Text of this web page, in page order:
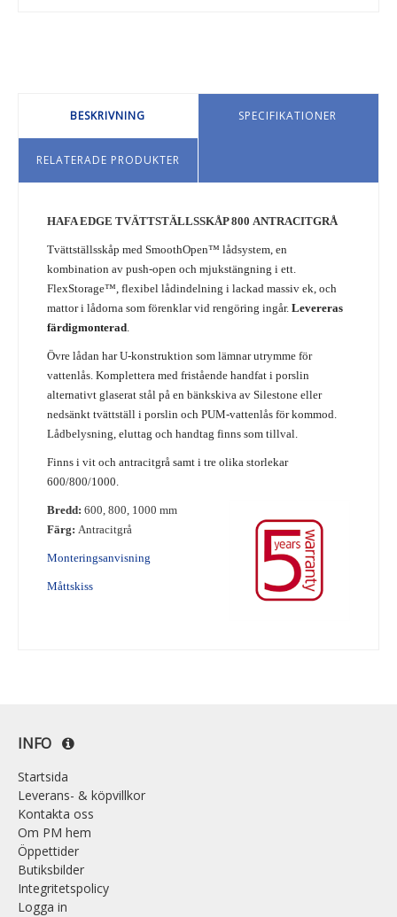
BESKRIVNING SPECIFIKATIONER
RELATERADE PRODUKTER
HAFA EDGE TVÄTTSTÄLLSSKÅP 800 ANTRACITGRÅ
Tvättställsskåp med SmoothOpen™ lådsystem, en
kombination av push-open och mjukstängning i ett.
FlexStorage™, flexibel lådindelning i lackad massiv ek, och
mattor i lådorna som förenklar vid rengöring ingår. Levereras
färdigmonterad.
Övre lådan har U-konstruktion som lämnar utrymme för
vattenlås. Komplettera med fristående handfat i porslin
alternativt glaserat stål på en bänkskiva av Silestone eller
nedsänkt tvättställ i porslin och PUM-vattenlås för kommod.
Lådbelysning, eluttag och handtag finns som tillval.
Finns i vit och antracitgrå samt i tre olika storlekar
600/800/1000.
Bredd: 600, 800, 1000 mm
Färg: Antracitgrå
Monteringsanvisning
Måttskiss
INFO
Startsida
Leverans- & köpvillkor
Kontakta oss
Om PM hem
Öppettider
Butiksbilder
Integritetspolicy
Logga in